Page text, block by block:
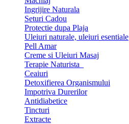
Ingrijire Naturala
Seturi Cadou
Protectie dupa Plaja
Uleiuri naturale, uleiuri esentiale
Pell Amar
Creme si Uleiuri Masaj
Terapie Naturista
Ceaiuri
Detoxifierea Organismului
Impotriva Durerilor
Antidiabetice
Tincturi
Extracte